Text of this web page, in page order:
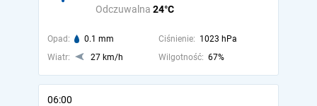
Odczuwalna 24°C
Opad: 0.1 mm Ciśnienie: 1023 hPa
Wiatr:
27 km/h Wilgotność: 67%
06:00